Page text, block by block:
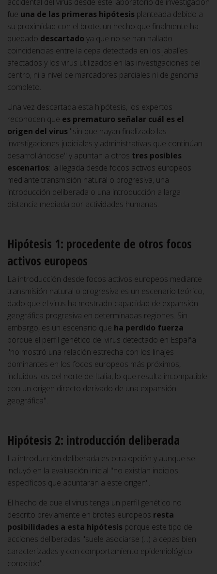
fue una de las primeras hipótesis planteada debido a
su proximidad con el brote, un hecho que finalmente ha
quedado descartado ya que no se han hallado
coincidencias entre la cepa detectada en los jabalíes
afectados y los virus utilizados en las investigaciones del
centro, ni a nivel de marcadores parciales ni de genoma
completo.
Una vez descartada esta hipótesis, los expertos
reconocen que es prematuro señalar cuál es el
origen del virus "sin que hayan finalizado las
investigaciones judiciales y administrativas que continúan
desarrollándose" y apuntan a otros tres posibles
escenarios: la llegada desde focos activos europeos
mediante transmisión natural o progresiva, una
introducción deliberada o una introducción a larga
distancia mediada por actividades humanas.
Hipótesis 1: procedente de otros focos
activos europeos
La introducción desde focos activos europeos mediante
transmisión natural o progresiva es un escenario teórico,
dado que el virus ha mostrado capacidad de expansión
geográfica progresiva en determinadas regiones. Sin
embargo, es un escenario que ha perdido fuerza
porque el perfil genético del virus detectado en España
"no mostró una relación estrecha con los linajes
dominantes en los focos europeos más próximos,
incluidos los del norte de Italia, lo que resulta incompatible
con un origen directo derivado de una expansión
geográfica".
Hipótesis 2: introducción deliberada
La introducción deliberada es otra opción y aunque se
incluyó en la evaluación inicial "no existían indicios
específicos que apuntaran a este origen".
El hecho de que el virus tenga un perfil genético no
descrito previamente en brotes europeos resta
posibilidades a esta hipótesis porque este tipo de
acciones deliberadas "suele asociarse (...) a cepas bien
caracterizadas y con comportamiento epidemiológico
conocido".